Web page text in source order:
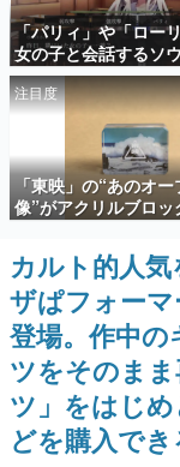
アプリセール情報
インタビュー
連載・
殿堂
SNS拡
ど。多
事をま
ゲ
名作
聞きし
きます。
赫本
この物
の形を
新
「パリィ」や「ロー
女の子と会話するソ
恋愛ゲーム『小早川
ルライク』無料公開
敗すると「YOU
注目度
「東映」の“あのオ
像”がアクリルブロ
映ヒストリカル グッ
ョン」が8月下旬よ
カルト的人
ザぱフォー
登場。作中
ツをそのま
ツ」をはじ
どを購入でき